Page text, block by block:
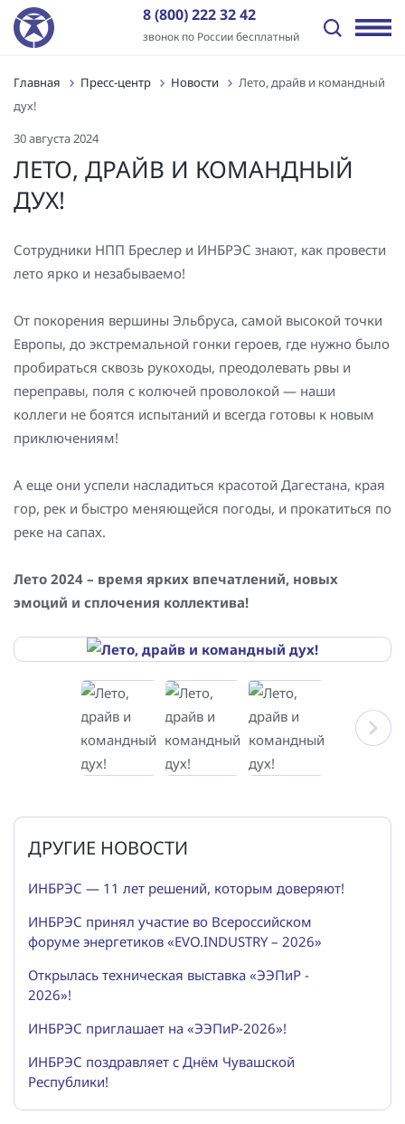
8 (800) 222 32 42
звонок по России бесплатный
Назад
Передача электроэнергии
Распределение электроэнергии
Нефтегазовый сектор
Промышленные предприятия
Инфраструктура и ЖКХ
Генерация электроэнергии
Назад
Промышленная автоматизация
Цифровая трансформация
Релейная защита и автоматика
Автоматизированные сбор и анализ информации об
аварийных событиях
Технический и коммерческий учет
Повышение надежности электроснабжения
Назад
ПТК «ИНБРЭС»
Программное обеспечение
Шкафы АСУ ТП/ССПИ/ТМ
Типовые шкафы АСУ ТП ПАО «Россети»
Многофункциональные устройства защиты и
управления
Шкафы РЗА 110-220 кВ
присоединений 6-35кВ
Сбор и анализ информации об аварийных событиях
Определение поврежденного фидера
БАВР
Промышленная автоматизация
Назад
Генподрядные услуги
Комплексная поставка оборудования
Проектные работы
Пуско-наладочные работы
Подготовка персонала АСУ ТП и РЗА
Назад
Новости
Статьи
Назад
История
Отзывы
Лицензии и сертификаты
Вакансии
Контакты
Главная Пресс-центр Новости
Лето, драйв и командный
дух!
30 августа 2024
ЛЕТО, ДРАЙВ И КОМАНДНЫЙ
ДУХ!
Сотрудники НПП Бреслер и ИНБРЭС знают, как провести
лето ярко и незабываемо!
От покорения вершины Эльбруса, самой высокой точки
Европы, до экстремальной гонки героев, где нужно было
пробираться сквозь рукоходы, преодолевать рвы и
переправы, поля с колючей проволокой — наши
коллеги не боятся испытаний и всегда готовы к новым
приключениям!
А еще они успели насладиться красотой Дагестана, края
гор, рек и быстро меняющейся погоды, и прокатиться по
реке на сапах.
Лето 2024 – время ярких впечатлений, новых
эмоций и сплочения коллектива!
ДРУГИЕ НОВОСТИ
ИНБРЭС — 11 лет решений, которым доверяют!
ИНБРЭС принял участие во Всероссийском
форуме энергетиков «EVO.INDUSTRY – 2026»
Открылась техническая выставка «ЭЭПиР -
2026»!
ИНБРЭС приглашает на «ЭЭПиР-2026»!
ИНБРЭС поздравляет с Днём Чувашской
Республики!